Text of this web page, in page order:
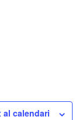
al calendari